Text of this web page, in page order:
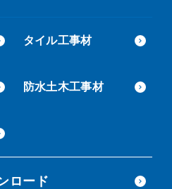
タイル工事材
防水土木工事材
ロード